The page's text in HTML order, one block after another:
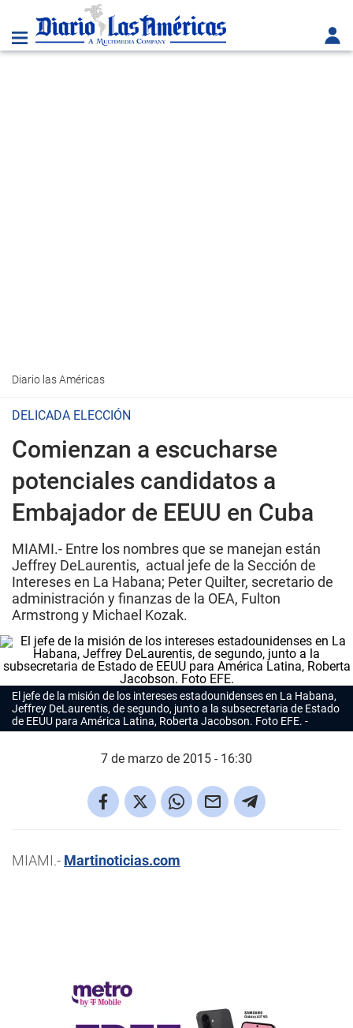
Diario las Américas
DELICADA ELECCIÓN
Comienzan a escucharse
potenciales candidatos a
Embajador de EEUU en Cuba
MIAMI.- Entre los nombres que se manejan están
Jeffrey DeLaurentis, actual jefe de la Sección de
Intereses en La Habana; Peter Quilter, secretario de
administración y finanzas de la OEA, Fulton
Armstrong y Michael Kozak.
El jefe de la misión de los intereses estadounidenses en La Habana,
Jeffrey DeLaurentis, de segundo, junto a la subsecretaria de Estado
de EEUU para América Latina, Roberta Jacobson. Foto EFE.
7 de marzo de 2015 - 16:30
MIAMI.- Martinoticias.com